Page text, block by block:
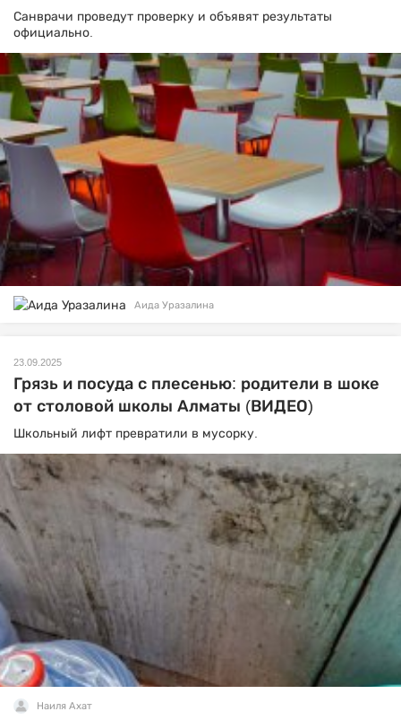
Санврачи проведут проверку и объявят результаты
официально.
Аида Уразалина
23.09.2025
Грязь и посуда с плесенью: родители в шоке
от столовой школы Алматы (ВИДЕО)
Школьный лифт превратили в мусорку.
Наиля Ахат